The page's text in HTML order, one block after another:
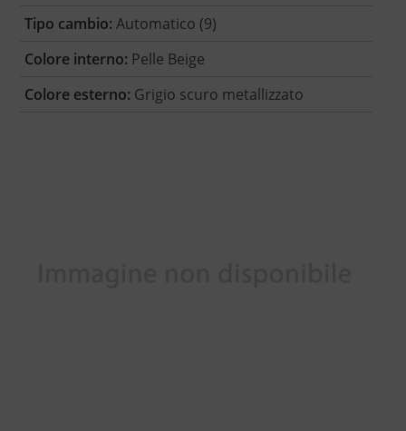
Tipo cambio: Automatico (9)
Colore interno: Pelle Beige
Colore esterno: Grigio scuro metallizzato